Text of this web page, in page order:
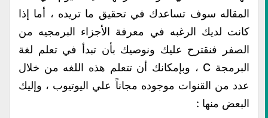
المقاله سوف تساعدك في تحقيق ما تريده ، أما إذا
كانت لديك الرغبه في معرفة الأجزاء البرمجيه من
الصفر فنقترح عليك ونوصيك بأن تبدأ في تعلم لغة
البرمجة C ، وبإمكانك أن تتعلم هذه اللغه من خلال
عدد من القنوات موجوده مجاناً علي اليوتيوب ، وإليك
البعض منها :